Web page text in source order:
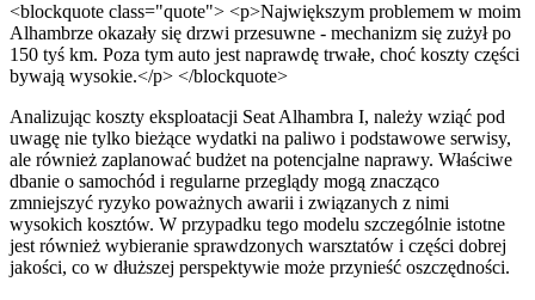
<blockquote class="quote"> <p>Największym problemem w moim
Alhambrze okazały się drzwi przesuwne - mechanizm się zużył po
150 tyś km. Poza tym auto jest naprawdę trwałe, choć koszty części
bywają wysokie.</p> </blockquote>
Analizując koszty eksploatacji Seat Alhambra I, należy wziąć pod
uwagę nie tylko bieżące wydatki na paliwo i podstawowe serwisy,
ale również zaplanować budżet na potencjalne naprawy. Właściwe
dbanie o samochód i regularne przeglądy mogą znacząco
zmniejszyć ryzyko poważnych awarii i związanych z nimi
wysokich kosztów. W przypadku tego modelu szczególnie istotne
jest również wybieranie sprawdzonych warsztatów i części dobrej
jakości, co w dłuższej perspektywie może przynieść oszczędności.